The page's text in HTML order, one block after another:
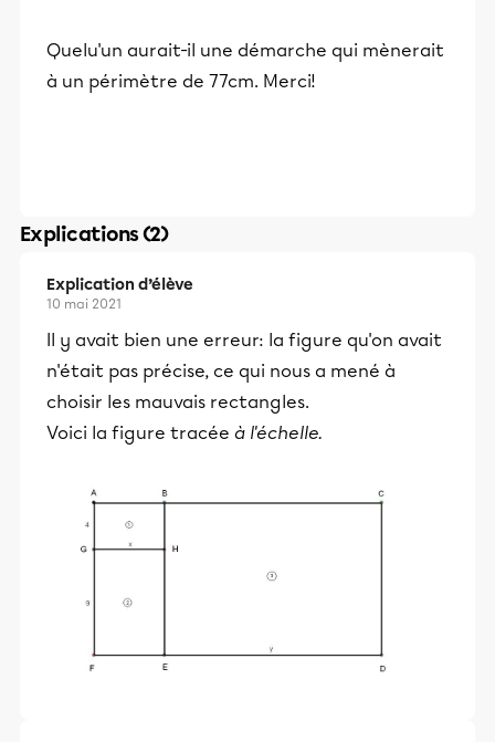
Quelu'un aurait-il une démarche qui mènerait
à un périmètre de 77cm. Merci!
Explications (2)
Explication d’élève
10 mai 2021
Il y avait bien une erreur: la figure qu'on avait
n'était pas précise, ce qui nous a mené à
choisir les mauvais rectangles.
Voici la figure tracée à l'échelle.